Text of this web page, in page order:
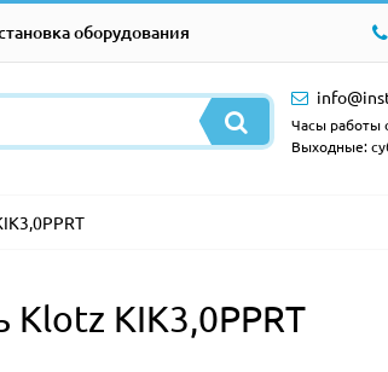
оборудования
Часы работы
Выходные:
KIK3,0PPRT